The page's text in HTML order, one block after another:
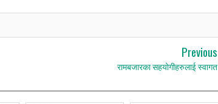
Previous
रामबजारका सहयोगीहरुलाई स्वागत